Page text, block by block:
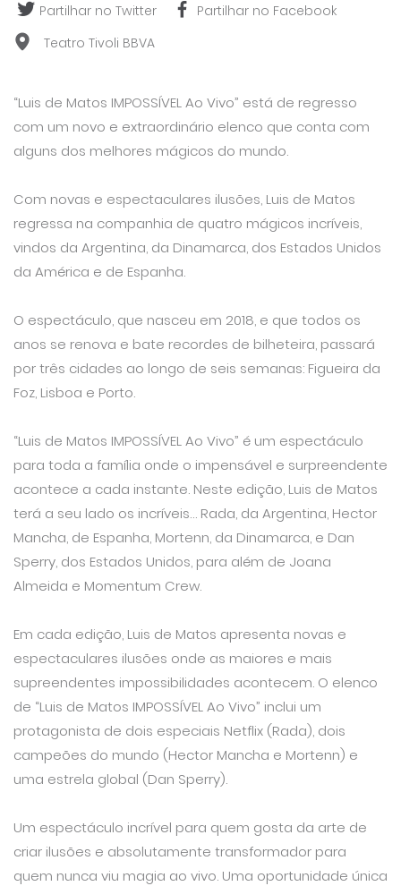
Partilhar no Twitter
Partilhar no Facebook
Teatro Tivoli BBVA
“Luis de Matos IMPOSSÍVEL Ao Vivo” está de regresso
com um novo e extraordinário elenco que conta com
alguns dos melhores mágicos do mundo.
Com novas e espectaculares ilusões, Luis de Matos
regressa na companhia de quatro mágicos incríveis,
vindos da Argentina, da Dinamarca, dos Estados Unidos
da América e de Espanha.
O espectáculo, que nasceu em 2018, e que todos os
anos se renova e bate recordes de bilheteira, passará
por três cidades ao longo de seis semanas: Figueira da
Foz, Lisboa e Porto.
“Luis de Matos IMPOSSÍVEL Ao Vivo” é um espectáculo
para toda a família onde o impensável e surpreendente
acontece a cada instante. Neste edição, Luis de Matos
terá a seu lado os incríveis… Rada, da Argentina, Hector
Mancha, de Espanha, Mortenn, da Dinamarca, e Dan
Sperry, dos Estados Unidos, para além de Joana
Almeida e Momentum Crew.
Em cada edição, Luis de Matos apresenta novas e
espectaculares ilusões onde as maiores e mais
supreendentes impossibilidades acontecem. O elenco
de “Luis de Matos IMPOSSÍVEL Ao Vivo” inclui um
protagonista de dois especiais Netflix (Rada), dois
campeões do mundo (Hector Mancha e Mortenn) e
uma estrela global (Dan Sperry).
Um espectáculo incrível para quem gosta da arte de
criar ilusões e absolutamente transformador para
quem nunca viu magia ao vivo. Uma oportunidade única